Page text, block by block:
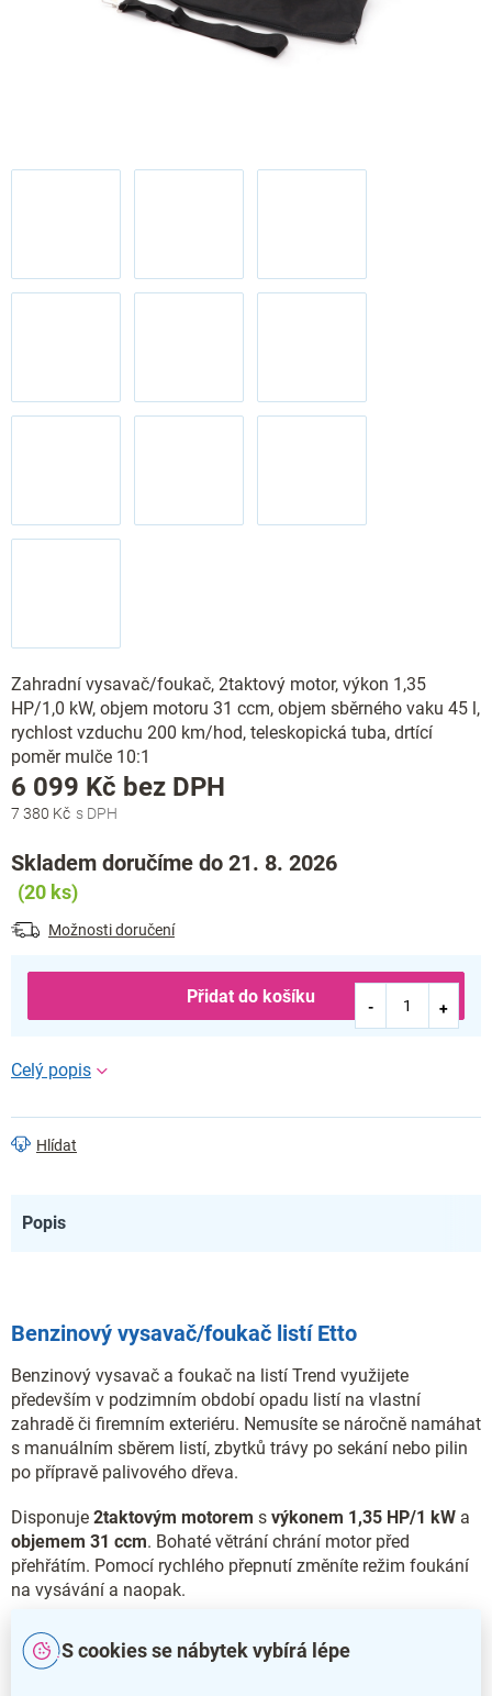
S cookies se nábytek vybírá lépe
Zahradní vysavač/foukač, 2taktový motor, výkon 1,35
HP/1,0 kW, objem motoru 31 ccm, objem sběrného vaku 45 l,
rychlost vzduchu 200 km/hod, teleskopická tuba, drtící
poměr mulče 10:1
7 380 Kč
6 099 Kč bez DPH
Skladem doručíme do 21. 8. 2026
(20 ks)
Možnosti doručení
Přidat do košíku
Hlídat
Popis
Benzinový vysavač/foukač listí Etto
Benzinový vysavač a foukač na listí Trend využijete
především v podzimním období opadu listí na vlastní
zahradě či firemním exteriéru. Nemusíte se náročně namáhat
s manuálním sběrem listí, zbytků trávy po sekání nebo pilin
po přípravě palivového dřeva.
Disponuje 2taktovým motorem s výkonem 1,35 HP/1 kW a
objemem 31 ccm. Bohaté větrání chrání motor před
přehřátím. Pomocí rychlého přepnutí změníte režim foukání
na vysávání a naopak.
Jeho sběrný vak má objem 45 l a díky velkému vysýpacímu
otvoru se snadno vyprazdňuje. Zásluhou drtícího poměru